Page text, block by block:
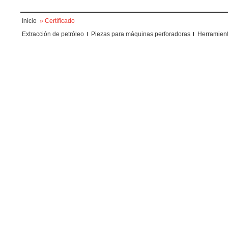
Inicio » Certificado
Extracción de petróleo
Piezas para máquinas perforadoras